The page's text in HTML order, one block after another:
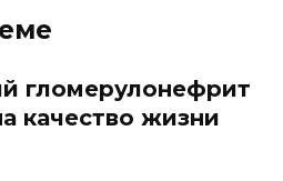
гломерулонефрит
качество жизни